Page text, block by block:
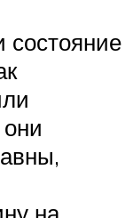
состояние